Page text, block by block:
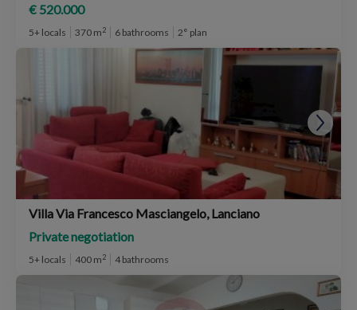
€ 520.000
5+ locals 370 m2 6 bathrooms 2° plan
Villa Via Francesco Masciangelo, Lanciano
Private negotiation
5+ locals 400 m2 4 bathrooms